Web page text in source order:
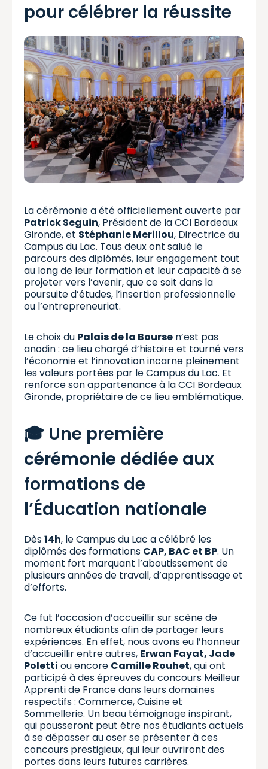
pour célébrer la réussite
La cérémonie a été officiellement ouverte par
Patrick Seguin, Président de la CCI Bordeaux
Gironde, et Stéphanie Merillou, Directrice du
Campus du Lac. Tous deux ont salué le
parcours des diplômés, leur engagement tout
au long de leur formation et leur capacité à se
projeter vers l’avenir, que ce soit dans la
poursuite d’études, l’insertion professionnelle
ou l’entrepreneuriat.
Le choix du Palais de la Bourse n’est pas
anodin : ce lieu chargé d’histoire et tourné vers
l’économie et l’innovation incarne pleinement
les valeurs portées par le Campus du Lac. Et
renforce son appartenance à laCCI Bordeaux
Gironde, propriétaire de ce lieu emblématique.
🎓 Une première
cérémonie dédiée aux
formations de
l’Éducation nationale
Dès14h, le Campus du Lac a célébré les
diplômés des formations CAP, BAC et BP. Un
moment fort marquant l’aboutissement de
plusieurs années de travail, d’apprentissage et
d’efforts.
Ce fut l’occasion d’accueillir sur scène de
nombreux étudiants afin de partager leurs
expériences. En effet, nous avons eu l’honneur
d’accueillir entre autres, Erwan Fayat, Jade
Poletti ou encore Camille Rouhet, qui ont
participé à des épreuves du concours Meilleur
Apprenti de Francedans leurs domaines
respectifs : Commerce, Cuisine et
Sommellerie. Un beau témoignage inspirant,
qui pousseront peut être nos étudiants actuels
à se dépasser au oser se présenter à ces
concours prestigieux, qui leur ouvriront des
portes dans leurs futures carrières.